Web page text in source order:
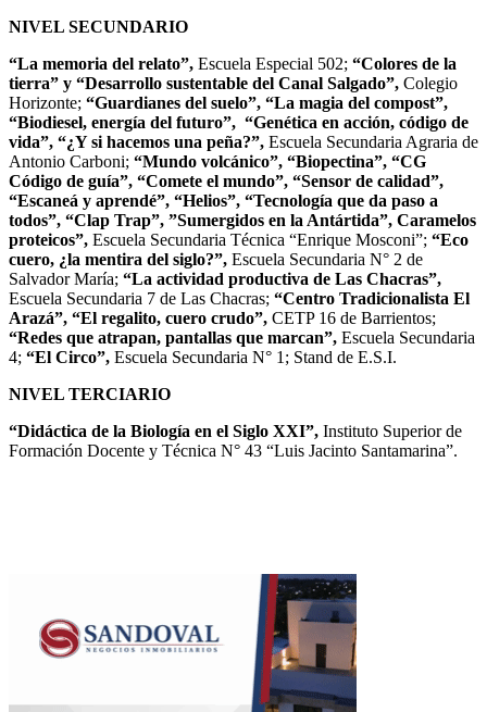
NIVEL SECUNDARIO
“La memoria del relato”, Escuela Especial 502; “Colores de la
tierra” y “Desarrollo sustentable del Canal Salgado”, Colegio
Horizonte; “Guardianes del suelo”, “La magia del compost”,
“Biodiesel, energía del futuro”, “Genética en acción, código de
vida”, “¿Y si hacemos una peña?”, Escuela Secundaria Agraria de
Antonio Carboni; “Mundo volcánico”, “Biopectina”, “CG
Código de guía”, “Comete el mundo”, “Sensor de calidad”,
“Escaneá y aprendé”, “Helios”, “Tecnología que da paso a
todos”, “Clap Trap”, ”Sumergidos en la Antártida”, Caramelos
proteicos”, Escuela Secundaria Técnica “Enrique Mosconi”; “Eco
cuero, ¿la mentira del siglo?”, Escuela Secundaria N° 2 de
Salvador María; “La actividad productiva de Las Chacras”,
Escuela Secundaria 7 de Las Chacras; “Centro Tradicionalista El
Arazá”, “El regalito, cuero crudo”, CETP 16 de Barrientos;
“Redes que atrapan, pantallas que marcan”, Escuela Secundaria
4; “El Circo”, Escuela Secundaria N° 1; Stand de E.S.I.
NIVEL TERCIARIO
“Didáctica de la Biología en el Siglo XXI”, Instituto Superior de
Formación Docente y Técnica N° 43 “Luis Jacinto Santamarina”.